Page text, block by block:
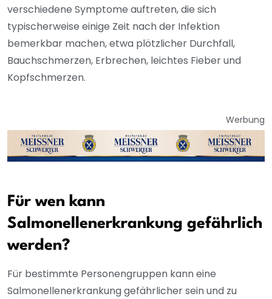
verschiedene Symptome auftreten, die sich
typischerweise einige Zeit nach der Infektion
bemerkbar machen, etwa plötzlicher Durchfall,
Bauchschmerzen, Erbrechen, leichtes Fieber und
Kopfschmerzen.
Werbung
Für wen kann
Salmonellenerkrankung gefährlich
werden?
Für bestimmte Personengruppen kann eine
Salmonellenerkrankung gefährlicher sein und zu